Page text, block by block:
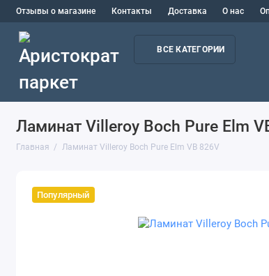
Отзывы о магазине Контакты Доставка О нас
ВСЕ КАТЕГОРИИ
Ламинат Villeroy Boch Pure Elm
Главная Ламинат Villeroy Boch Pure Elm VB 826V
Популярный